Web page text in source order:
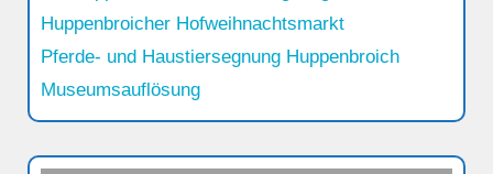
Huppenbroicher Hofweihnachtsmarkt
Pferde- und Haustiersegnung Huppenbroich
Museumsauflösung